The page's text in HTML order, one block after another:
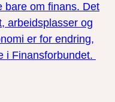
bare om finans. Det
arbeidsplasser og
er for endring,
i Finansforbundet.